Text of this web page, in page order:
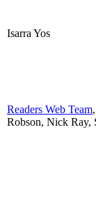
Isarra Yos
Readers Web Team
Robson, Nick Ray,